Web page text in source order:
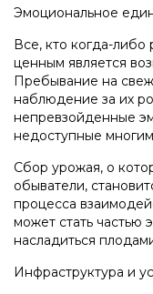
Эмоциональное
Все, кто когда-либо
ценным является
Пребывание на
наблюдение за их
непревзойденные
недоступные
Сбор урожая, о
обыватели,
процесса
может стать частью
насладиться
Инфраструктура и